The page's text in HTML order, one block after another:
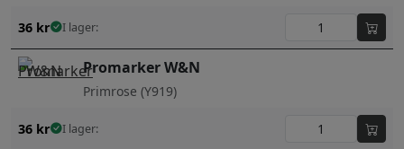
36 kr I lager:
Promarker W&N
Primrose (Y919)
36 kr I lager: